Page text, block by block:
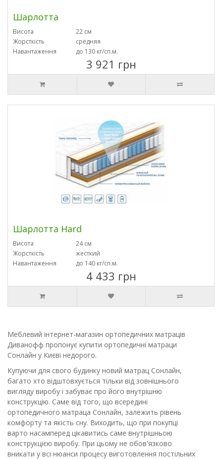
Шарлотта
Висота
22 см
Жорсткість
средняя
Навантаження
до 130 кг/сп.м.
3 921 грн
Шарлотта Hard
Висота
24 см
Жорсткість
жесткий
Навантаження
до 140 кг/сп.м.
4 433 грн
Меблевий інтернет-магазин ортопедичних матраців
Диванофф пропонує купити ортопедичні матраци
Сонлайн у Києві недорого.
Купуючи для свого будинку новий матрац Сонлайн,
багато хто відштовхується тільки від зовнішнього
вигляду виробу і забуває про його внутрішню
конструкцію. Саме від того, що всередині
ортопедичного матраца Сонлайн, залежить рівень
комфорту та якість сну. Виходить, що при покупці
варто насамперед цікавитись саме внутрішньою
конструкцією виробу. При цьому не обов'язково
вникати у всі нюанси процесу виготовлення постільних